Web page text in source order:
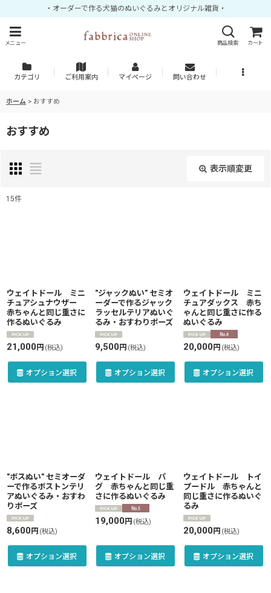
・オーダーで作る犬猫のぬいぐるみとオリジナル雑貨・
メニュー 商品検索 カート
カテゴリ ご利用案内 マイページ 問い合わせ
ホーム > おすすめ
おすすめ
表示順変更
絞り込む
15件
ウェイトドール ミニ
チュアシュナウザー
赤ちゃんと同じ重さに
作るぬいぐるみ
21,000円 (税込)
オプション選択
"ジャックぬい" セミオ
ーダーで作るジャック
ラッセルテリアぬいぐ
るみ・おすわりポーズ
9,500円 (税込)
オプション選択
ウェイトドール ミニ
チュアダックス 赤ち
ゃんと同じ重さに作る
ぬいぐるみ
20,000円 (税込)
オプション選択
"ボスぬい" セミオーダ
ーで作るボストンテリ
アぬいぐるみ・おすわ
りポーズ
8,600円 (税込)
オプション選択
ウェイトドール パ
グ 赤ちゃんと同じ重
さに作るぬいぐるみ
19,000円 (税込)
オプション選択
ウェイトドール トイ
プードル 赤ちゃんと
同じ重さに作るぬいぐ
るみ
20,000円 (税込)
オプション選択